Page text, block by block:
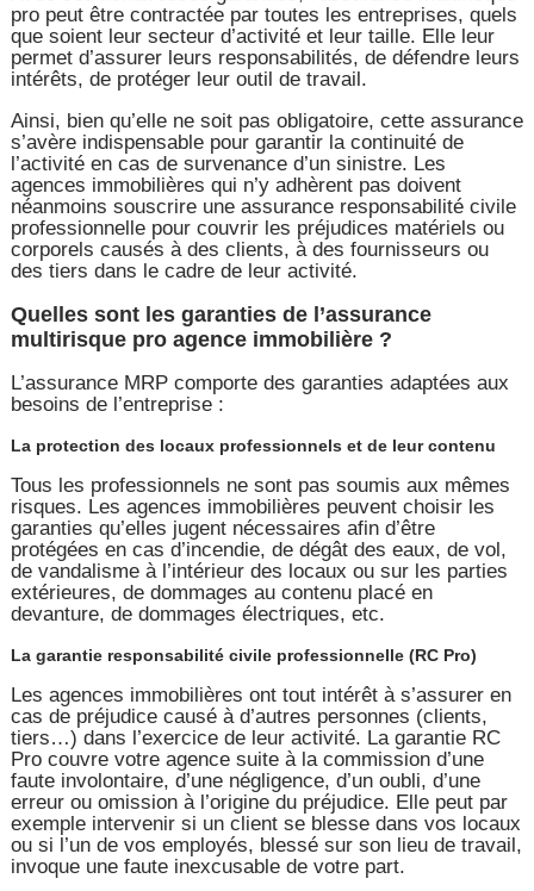
pro peut être contractée par toutes les entreprises, quels
que soient leur secteur d’activité et leur taille. Elle leur
permet d’assurer leurs responsabilités, de défendre leurs
intérêts, de protéger leur outil de travail.
Ainsi, bien qu’elle ne soit pas obligatoire, cette assurance
s’avère indispensable pour garantir la continuité de
l’activité en cas de survenance d’un sinistre. Les
agences immobilières qui n’y adhèrent pas doivent
néanmoins souscrire une assurance responsabilité civile
professionnelle pour couvrir les préjudices matériels ou
corporels causés à des clients, à des fournisseurs ou
des tiers dans le cadre de leur activité.
Quelles sont les garanties de l’assurance
multirisque pro agence immobilière ?
L’assurance MRP comporte des garanties adaptées aux
besoins de l’entreprise :
La protection des locaux professionnels et de leur contenu
Tous les professionnels ne sont pas soumis aux mêmes
risques. Les agences immobilières peuvent choisir les
garanties qu’elles jugent nécessaires afin d’être
protégées en cas d’incendie, de dégât des eaux, de vol,
de vandalisme à l’intérieur des locaux ou sur les parties
extérieures, de dommages au contenu placé en
devanture, de dommages électriques, etc.
La garantie responsabilité civile professionnelle (RC Pro)
Les agences immobilières ont tout intérêt à s’assurer en
cas de préjudice causé à d’autres personnes (clients,
tiers…) dans l’exercice de leur activité. La garantie RC
Pro couvre votre agence suite à la commission d’une
faute involontaire, d’une négligence, d’un oubli, d’une
erreur ou omission à l’origine du préjudice. Elle peut par
exemple intervenir si un client se blesse dans vos locaux
ou si l’un de vos employés, blessé sur son lieu de travail,
invoque une faute inexcusable de votre part.